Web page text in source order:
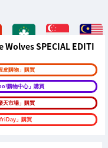
Wolves SPECIAL EDITI
皮購物」購買
購物中心」購買
天市場」購買
」購買